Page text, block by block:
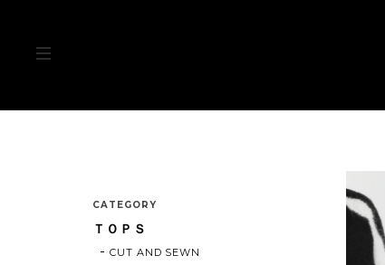
CATEGORY
ＴＯＰＳ
CUT AND SEWN